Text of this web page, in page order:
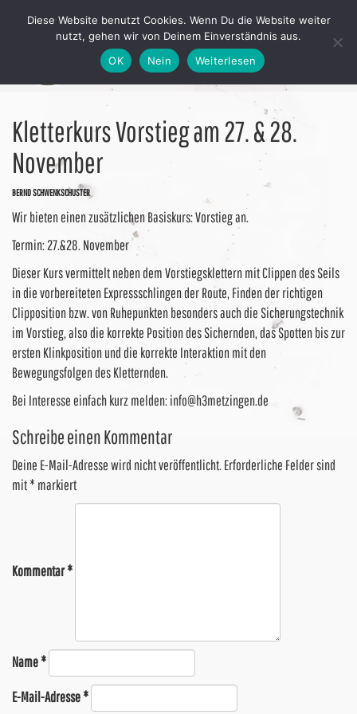
Kletterkurs Vorstieg am 27. & 28.
November
BERND SCHWENKSCHUSTER
Wir bieten einen zusätzlichen Basiskurs: Vorstieg an.
Termin: 27.&28. November
Dieser Kurs vermittelt neben dem Vorstiegsklettern mit Clippen des Seils
in die vorbereiteten Expressschlingen der Route, Finden der richtigen
Clipposition bzw. von Ruhepunkten besonders auch die Sicherungstechnik
im Vorstieg, also die korrekte Position des Sichernden, das Spotten bis zur
ersten Klinkposition und die korrekte Interaktion mit den
Bewegungsfolgen des Kletternden.
Bei Interesse einfach kurz melden: info@h3metzingen.de
Schreibe einen Kommentar
Deine E-Mail-Adresse wird nicht veröffentlicht. Erforderliche Felder sind
mit* markiert
Kommentar*
Name*
E-Mail-Adresse*
Diese Website benutzt Cookies. Wenn Du die Website weiter
nutzt, gehen wir von Deinem Einverständnis aus.
OK
Nein Weiterlesen